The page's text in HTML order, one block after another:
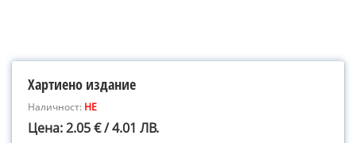
Хартиено издание
Наличност: НЕ
Цена: 2.05 € / 4.01 ЛВ.